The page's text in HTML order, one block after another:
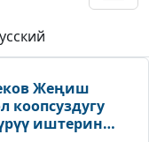
Жеңиш
коопсуздугу
иштерин